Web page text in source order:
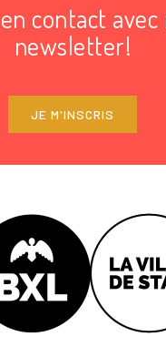
contact
newsletter!
JE M'INSCRIS